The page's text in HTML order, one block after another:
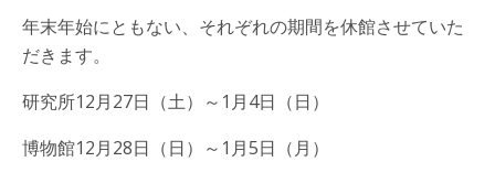
年末年始にともない、それぞれの期間を休館させていた
だきます。
研究所12月27日（土）～1月4日（日）
博物館12月28日（日）～1月5日（月）